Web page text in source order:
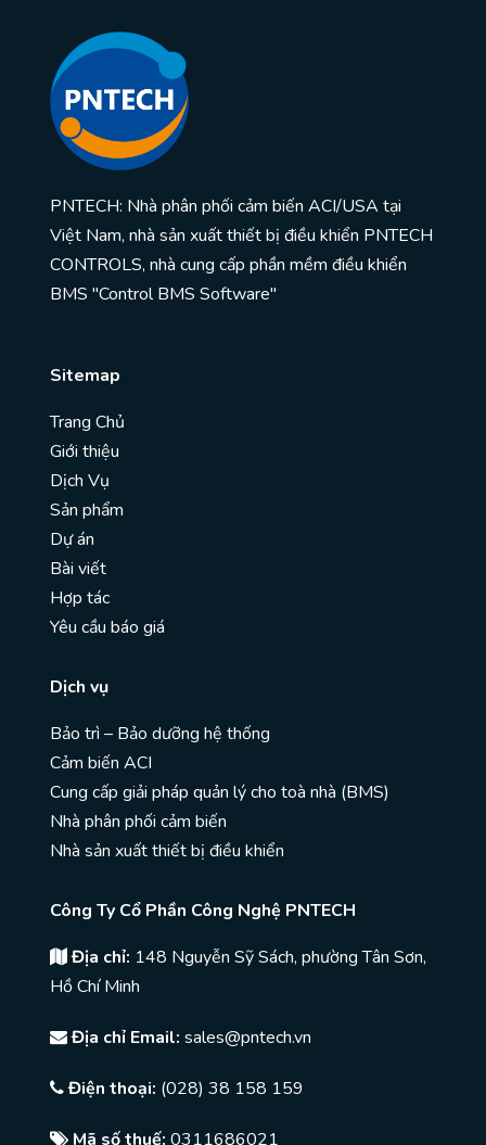
PNTECH: Nhà phân phối cảm biến ACI/USA tại
Việt Nam, nhà sản xuất thiết bị điều khiển PNTECH
CONTROLS, nhà cung cấp phần mềm điều khiển
BMS "Control BMS Software"
Sitemap
Trang Chủ
Giới thiệu
Dịch Vụ
Sản phẩm
Dự án
Bài viết
Hợp tác
Yêu cầu báo giá
Dịch vụ
Bảo trì – Bảo dưỡng hệ thống
Cảm biến ACI
Cung cấp giải pháp quản lý cho toà nhà (BMS)
Nhà phân phối cảm biến
Nhà sản xuất thiết bị điều khiển
Công Ty Cổ Phần Công Nghệ PNTECH
Địa chỉ: 148 Nguyễn Sỹ Sách, phường Tân Sơn,
Hồ Chí Minh
Địa chỉ Email: sales@pntech.vn
Điện thoại: (028) 38 158 159
Mã số thuế: 0311686021